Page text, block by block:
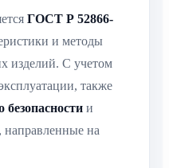
ГОСТ Р 52866-
и методы
изделий. С учетом
также
и
, направленные на